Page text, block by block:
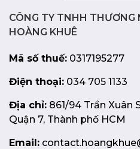
CÔNG TY TNHH THƯƠNG
HOÀNG KHUÊ
Mã số thuế: 0317195277
Điện thoại: 034 705 1133
Địa chỉ: 861/94 Trần Xuân
Quận 7, Thành phố HCM
Email: